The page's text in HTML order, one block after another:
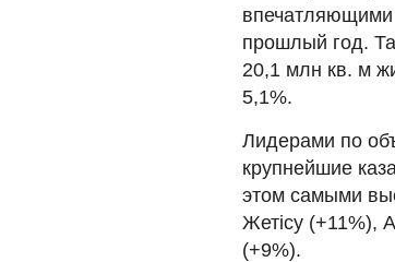
впечатляющими
прошлый год.
20,1 млн кв. м
5,1%.
Лидерами по
крупнейшие
этом самыми
Жетісу (+11%),
(+9%).